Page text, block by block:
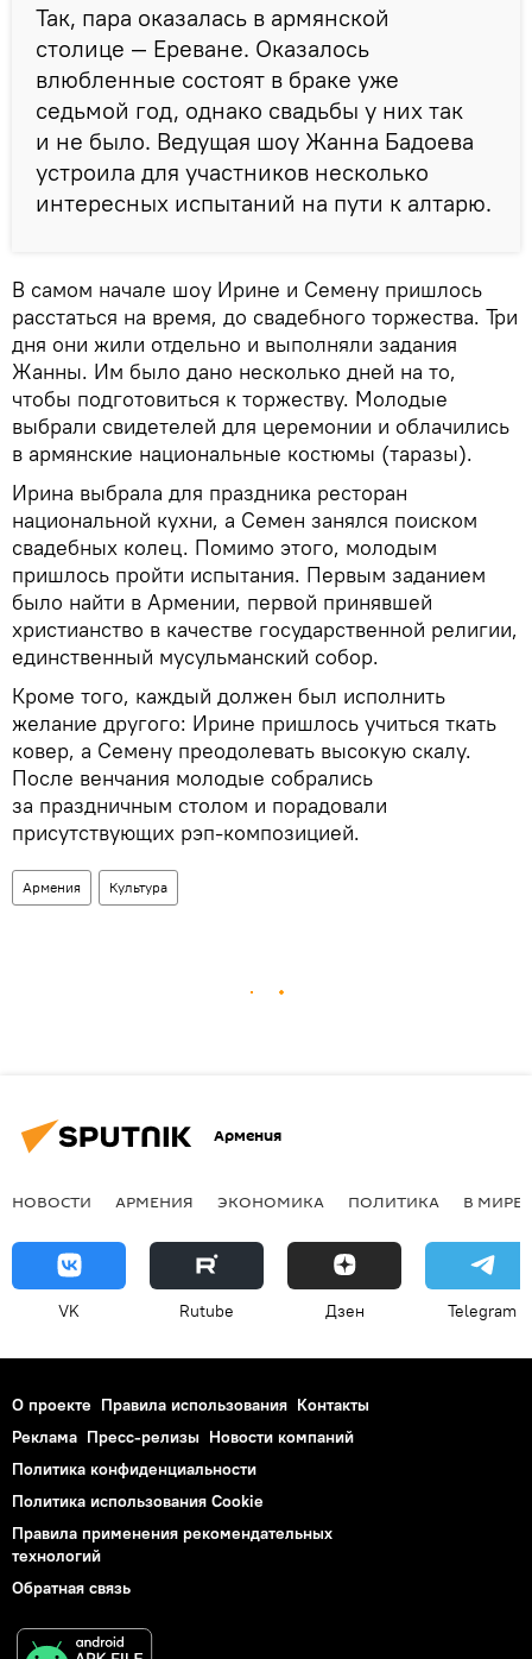
Так, пара оказалась в армянской
столице — Ереване. Оказалось
влюбленные состоят в браке уже
седьмой год, однако свадьбы у них так
и не было. Ведущая шоу Жанна Бадоева
устроила для участников несколько
интересных испытаний на пути к алтарю.
В самом начале шоу Ирине и Семену пришлось
расстаться на время, до свадебного торжества. Три
дня они жили отдельно и выполняли задания
Жанны. Им было дано несколько дней на то,
чтобы подготовиться к торжеству. Молодые
выбрали свидетелей для церемонии и облачились
в армянские национальные костюмы (таразы).
Ирина выбрала для праздника ресторан
национальной кухни, а Семен занялся поиском
свадебных колец. Помимо этого, молодым
пришлось пройти испытания. Первым заданием
было найти в Армении, первой принявшей
христианство в качестве государственной религии,
единственный мусульманский собор.
Кроме того, каждый должен был исполнить
желание другого: Ирине пришлось учиться ткать
ковер, а Семену преодолевать высокую скалу.
После венчания молодые собрались
за праздничным столом и порадовали
присутствующих рэп-композицией.
Армения Культура
Армения
НОВОСТИ АРМЕНИЯ ЭКОНОМИКА ПОЛИТИКА В МИРЕ
VK Rutube Дзен Telegram
О проекте Правила использования Контакты
Реклама Пресс-релизы Новости компаний
Политика конфиденциальности
Политика использования Cookie
Правила применения рекомендательных
технологий
Обратная связь